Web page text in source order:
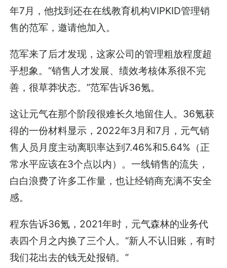
年7月，他找到还在在线教育机构VIPKID管理销
售的范军，邀请他加入。
范军来了后才发现，这家公司的管理粗放程度超
乎想象。“销售人才发展、绩效考核体系很不完
善，很草莽状态。”范军告诉36氪。
这让元气在那个阶段很难长久地留住人。36氪获
得的一份材料显示，2022年3月和7月，元气销
售人员月度主动离职率达到7.46%和5.64%（正
常水平应该在3个点以内）。一线销售的流失，
白白浪费了许多工作量，也让经销商充满不安全
感。
程东告诉36氪，2021年时，元气森林的业务代
表四个月之内换了三个人。“新人不认旧账，有时
我们花出去的钱无处报销。”